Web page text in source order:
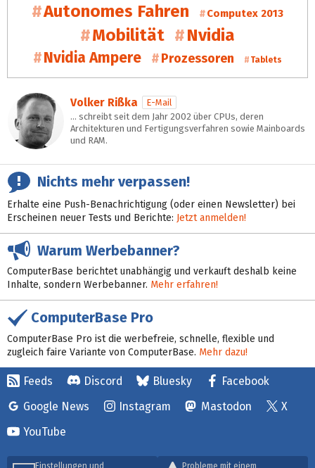
Autonomes Fahren Computex 2013
Mobilität Nvidia
Nvidia Ampere Prozessoren Tablets
Volker Rißka
E-Mail
… schreibt seit dem Jahr 2002 über CPUs, deren
Architekturen und Fertigungsverfahren sowie Mainboards
und RAM.
Nichts mehr verpassen!
Erhalte eine Push-Benachrichtigung (oder einen Newsletter) bei
Erscheinen neuer Tests und Berichte: Jetzt anmelden!
Warum Werbebanner?
ComputerBase berichtet unabhängig und verkauft deshalb keine
Inhalte, sondern Werbebanner. Mehr erfahren!
ComputerBase Pro
ComputerBase Pro ist die werbefreie, schnelle, flexible und
zugleich faire Variante von ComputerBase. Mehr dazu!
Feeds Discord Bluesky
Facebook
Google News
Instagram Mastodon
X
YouTube
Einstellungen und Probleme mit einem